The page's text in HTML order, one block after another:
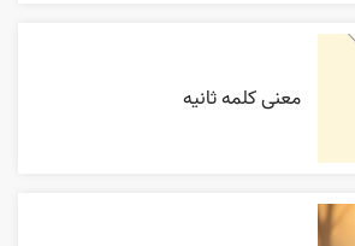
معنی کلمه ثانیه